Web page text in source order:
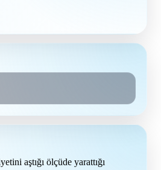
aştığı ölçüde yarattığı